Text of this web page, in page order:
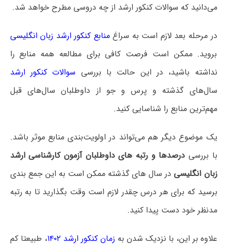
می‌دانید که سوالات کنکور ارشد از چه دروسی مطرح خواهد شد.
در مرحله بعد لازم است به سراغمنابع کنکور ارشد زبان انگلیسی
بروید. ممکن است فرصت کافی برای مطالعه همه منابع را
نداشته باشید، در این حالت با بررسی سوالات کنکور ارشد
سال‌های گذشته و پرس و جو از داوطلبان سال‌های قبل
مهم‌ترین منابع را شناسایی کنید.
یک موضوع دیگر هم می‌تواند در اولویت‌بندی منابع موثر باشد.
با بررسی درصدها و رتبه های داوطلبان آزمون کارشناسی ارشد
زبان انگلیسیدر سال های گذشته ممکن است به این جمع بندی
برسید که برای هر درس چقدر لازم است وقت بگذارید تا به رتبه
مدنظر خود دست پیدا کنید.
علاوه بر این، با نزدیک شدن به زمان کنکور ارشد ۱۴۰۲
، طبیعتا کم